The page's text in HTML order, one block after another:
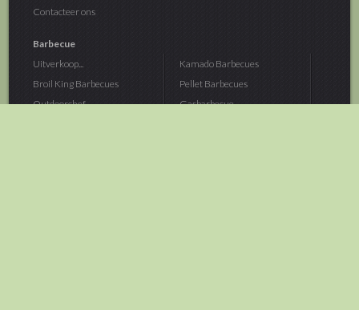
Contacteer ons
Barbecue
Uitverkoop...
Broil King Barbecues
Outdoorchef...
Kamado Barbecues
Pellet Barbecues
Gasbarbecue